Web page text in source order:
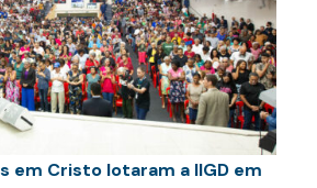
em Cristo lotaram a IIGD em